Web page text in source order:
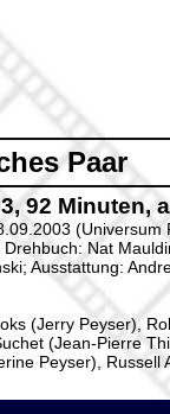
Paar
92 Minuten,
(Universum
Nat
Ausstattung:
(Jerry Peyser),
(Jean-Pierre
Peyser), Russell